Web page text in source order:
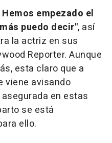
empezado el
puedo decir", así
la actriz en sus
Reporter. Aunque
esta claro que a
viene avisando
en estas
se está
ello.